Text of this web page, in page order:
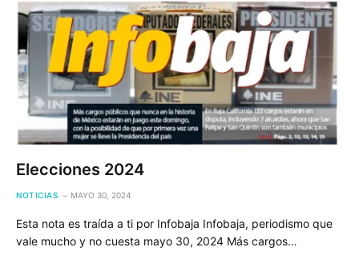
Elecciones 2024
NOTICIAS MAYO 30, 2024
Esta nota es traída a ti por Infobaja Infobaja, periodismo que
vale mucho y no cuesta mayo 30, 2024 Más cargos…